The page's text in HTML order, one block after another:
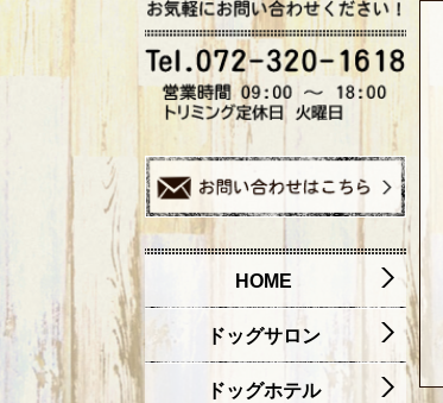
HOME
ドッグサロン
ドッグホテル